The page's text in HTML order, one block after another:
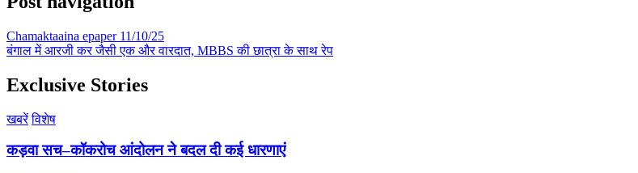
Chamaktaaina epaper 11/10/25
बंगाल में आरजी कर जैसी एक और वारदात, MBBS की छात्रा के साथ रेप
Exclusive Stories
खबरें विशेष
कड़वा सच–कॉकरोच आंदोलन ने बदल दी कई धारणाएं